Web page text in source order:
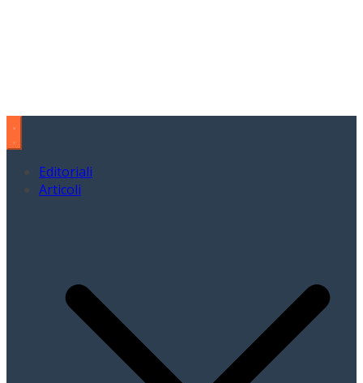
Editoriali
Articoli